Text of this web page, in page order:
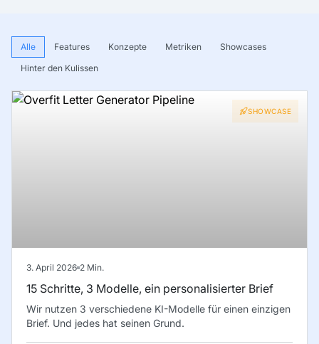
Alle Features Konzepte Metriken
Showcases
Hinter den Kulissen
SHOWCASE
3. April 2026 2 Min.
15 Schritte, 3 Modelle, ein personalisierter Brief
Wir nutzen 3 verschiedene KI-Modelle für einen einzigen
Brief. Und jedes hat seinen Grund.